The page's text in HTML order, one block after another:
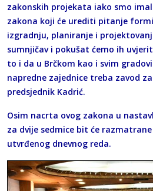
zakonskih projekata iako smo
zakona koji će urediti pitanje
izgradnju, planiranje i
sumnjičav i pokušat ćemo ih
to i da u Brčkom kao i svim
napredne zajednice treba zavod
predsjednik Kadrić.
Osim nacrta ovog zakona u
za dvije sedmice bit će
utvrđenog dnevnog reda.